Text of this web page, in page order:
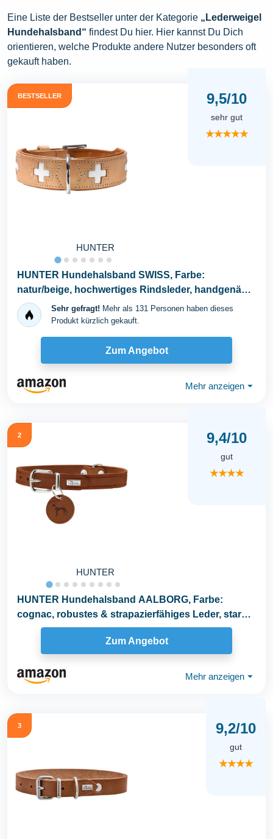
Eine Liste der Bestseller unter der Kategorie „Lederweigel
Hundehalsband“ findest Du hier. Hier kannst Du Dich
orientieren, welche Produkte andere Nutzer besonders oft
gekauft haben.
BESTSELLER
HUNTER
9,5/10
sehr gut
★★★★★
HUNTER Hundehalsband SWISS, Farbe:
natur/beige, hochwertiges Rindsleder, handgenäht,
schweizer...Sehr gefragt! Mehr als 131 Personen haben dieses
Produkt kürzlich gekauft.
Zum Angebot
Mehr anzeigen ⏷
2
HUNTER
9,4/10
gut
★★★★
HUNTER Hundehalsband AALBORG, Farbe:
cognac, robustes & strapazierfähiges Leder, starke
Fettung...
Zum Angebot
Mehr anzeigen ⏷
3 9,2/10
gut
★★★★